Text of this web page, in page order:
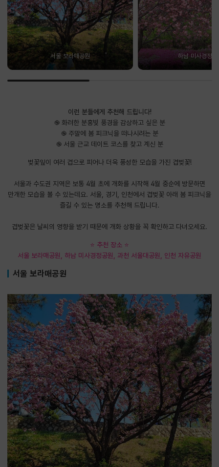
서울 보라매공원 하남 미사경정공
이런 분들에게 추천해 드립니다!
֎ 화려한 분홍빛 풍경을 감상하고 싶은 분
֎ 주말에 봄 피크닉을 떠나시려는 분
֎ 서울 근교 데이트 코스를 찾고 계신 분
벚꽃잎이 여러 겹으로 피어나 더욱 풍성한 모습을 가진 겹벚꽃!
서울과 수도권 지역은 보통 4월 초에 개화를 시작해 4월 중순에 방문하면
만개한 모습을 볼 수 있는데요. 서울, 경기, 인천에서 겹벚꽃 아래 봄 피크닉을
즐길 수 있는 명소를 추천해 드립니다.
​겹벚꽃은 날씨의 영향을 받기 때문에 개화 상황을 꼭 확인하고 다녀오세요.
⭐ 추천 장소 ⭐
서울 보라매공원, 하남 미사경정공원, 과천 서울대공원, 인천 자유공원
서울 보라매공원